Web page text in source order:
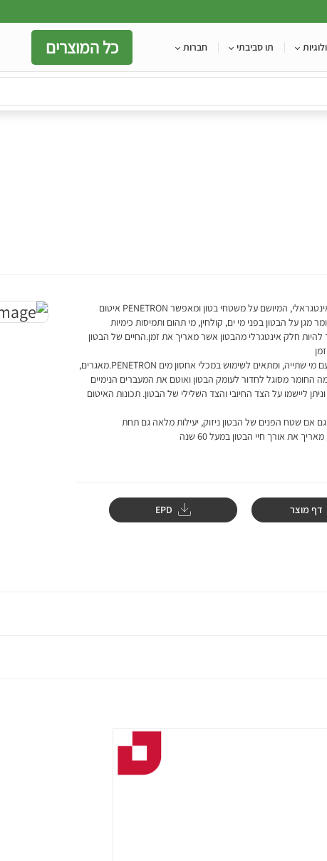
תו סביבתי חברות כל המוצרים
הינו חומר איטום גבישי אינטגראלי, המיושם על משטחי בטון ומאפשר PENETRON איטום
מגן על הבטון בפני מי ים, קולחין, מי תהום ותמיסות כימיות
להיות חלק אינטגרלי מהבטון אשר מאריך את זמן.החיים של הבטון
, מאושר לשימוש במגע עם מי שתייה, ומתאים לשימוש במכלי אחסון מים PENETRON.מאגרים,
החומר מסוגל לחדור לעומק הבטון ואוטם את המעברים הנימיים
ליישמו על הצד החיובי והצד השלילי של הבטון. תכונות האיטום
אם שטח הפנים של הבטון ניזוק, יעילות מלאה גם תחת
את אורך חיי הבטון במעל 60 שנה
דף מוצר EPD